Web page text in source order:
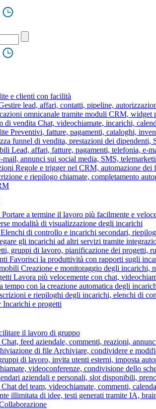
e clienti con facilità
lead, affari, contatti, pipeline,
omnicanale tramite moduli CRM, widget
di vendita Chat, videochiamate, incarichi,
Preventivi, fatture, pagamenti, cataloghi,
funnel di vendita, prestazioni dei dipendenti,
Lead, affari, fatture, pagamenti, telefonia, e-
mail, annunci sui social media, SMS,
Regole e trigger nel CRM, automazione
e riepilogo chiamate, completamento
Portare a termine il lavoro più facilmente e
modalità di visualizzazione degli incarichi
Elenchi di controllo e incarichi secondari,
gli incarichi ad altri servizi tramite
gruppi di lavoro, pianificazione dei progetti,
Favorisci la produttività con rapporti sugli
Creazione e monitoraggio degli incarichi,
Lavora più velocemente con chat,
tempo con la creazione automatica degli
e riepiloghi degli incarichi, elenchi di
Incarichi e progetti
il lavoro di gruppo
Chat, feed aziendale, commenti, reazioni,
di file Archiviare, condividere e
di lavoro, invita utenti esterni, imposta
videoconferenze, condivisione dello
aziendali e personali, slot disponibili,
Chat del team, videochiamate, commenti,
illimitata di idee, testi generati tramite IA,